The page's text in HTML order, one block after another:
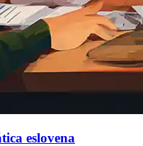
eslovena